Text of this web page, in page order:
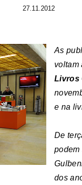
27.11.2012
As
voltam
Livros
e na
De
podem
dos